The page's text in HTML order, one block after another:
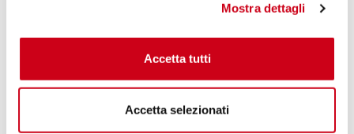
Mostra dettagli
Accetta tutti
Accetta selezionati